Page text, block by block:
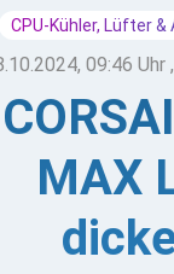
CPU-Kühler, Lüfter
09:46 Uhr
MAX